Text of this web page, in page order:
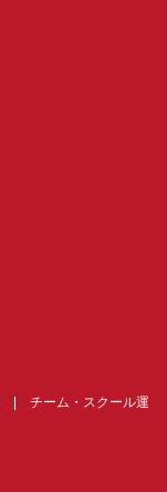
チーム・スクール運